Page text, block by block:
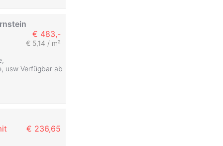
€ 483,-
€ 5,14 / m²
usw Verfügbar ab
€ 236,65